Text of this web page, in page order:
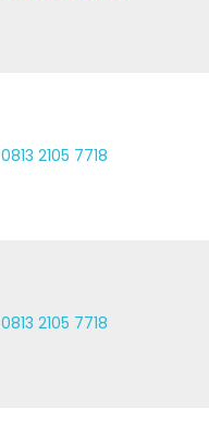
0813 2105 7718
0813 2105 7718